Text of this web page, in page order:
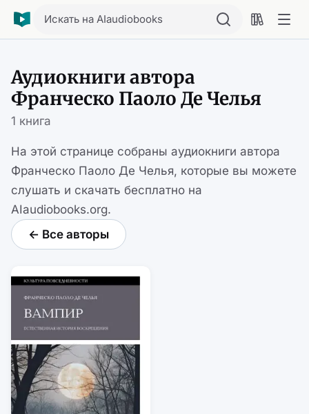
Искать на AIaudiobooks
Аудиокниги автора
Франческо Паоло Де Челья
1 книга
На этой странице собраны аудиокниги автора
Франческо Паоло Де Челья, которые вы можете
слушать и скачать бесплатно на
AIaudiobooks.org.
← Все авторы